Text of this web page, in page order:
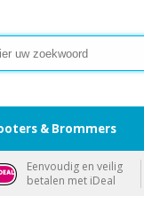
& Brommers
Eenvoudig en veilig
betalen met iDeal